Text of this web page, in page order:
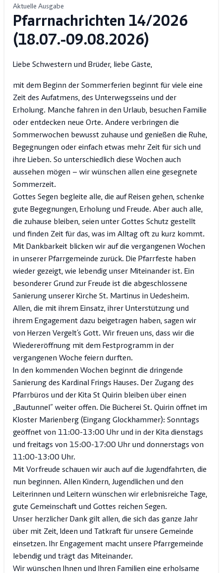
Aktuelle Ausgabe
Pfarrnachrichten 14/2026
(18.07.-09.08.2026)
Liebe Schwestern und Brüder, liebe Gäste,
mit dem Beginn der Sommerferien beginnt für viele eine
Zeit des Aufatmens, des Unterwegsseins und der
Erholung. Manche fahren in den Urlaub, besuchen Familie
oder entdecken neue Orte. Andere verbringen die
Sommerwochen bewusst zuhause und genießen die Ruhe,
Begegnungen oder einfach etwas mehr Zeit für sich und
ihre Lieben. So unterschiedlich diese Wochen auch
aussehen mögen – wir wünschen allen eine gesegnete
Sommerzeit.
Gottes Segen begleite alle, die auf Reisen gehen, schenke
gute Begegnungen, Erholung und Freude. Aber auch alle,
die zuhause bleiben, seien unter Gottes Schutz gestellt
und finden Zeit für das, was im Alltag oft zu kurz kommt.
Mit Dankbarkeit blicken wir auf die vergangenen Wochen
in unserer Pfarrgemeinde zurück. Die Pfarrfeste haben
wieder gezeigt, wie lebendig unser Miteinander ist. Ein
besonderer Grund zur Freude ist die abgeschlossene
Sanierung unserer Kirche St. Martinus in Uedesheim.
Allen, die mit ihrem Einsatz, ihrer Unterstützung und
ihrem Engagement dazu beigetragen haben, sagen wir
von Herzen Vergelt’s Gott. Wir freuen uns, dass wir die
Wiedereröffnung mit dem Festprogramm in der
vergangenen Woche feiern durften.
In den kommenden Wochen beginnt die dringende
Sanierung des Kardinal Frings Hauses. Der Zugang des
Pfarrbüros und der Kita St Quirin bleiben über einen
„Bautunnel“ weiter offen. Die Bücherei St. Quirin öffnet im
Kloster Marienberg (Eingang Glockhammer): Sonntags
geöffnet von 11:00-13:00 Uhr und in der Kita dienstags
und freitags von 15:00-17:00 Uhr und donnerstags von
11:00-13:00 Uhr.
Mit Vorfreude schauen wir auch auf die Jugendfahrten, die
nun beginnen. Allen Kindern, Jugendlichen und den
Leiterinnen und Leitern wünschen wir erlebnisreiche Tage,
gute Gemeinschaft und Gottes reichen Segen.
Unser herzlicher Dank gilt allen, die sich das ganze Jahr
über mit Zeit, Ideen und Tatkraft für unsere Gemeinde
einsetzen. Ihr Engagement macht unsere Pfarrgemeinde
lebendig und trägt das Miteinander.
Wir wünschen Ihnen und Ihren Familien eine erholsame